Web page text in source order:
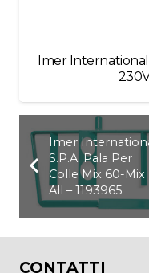
Imer International
Imer
S.P.A. Pala Per
Colle Mix 60-Mix
All – 1193965
CONTATTI